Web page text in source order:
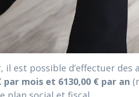
il est possible d’effectuer
par mois et 6130,00 € par an